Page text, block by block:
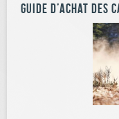
Guide d’achat